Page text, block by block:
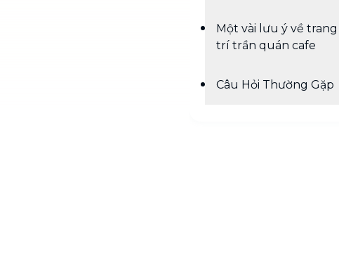
Một vài lưu ý về trang
trí trần quán cafe
Câu Hỏi Thường Gặp